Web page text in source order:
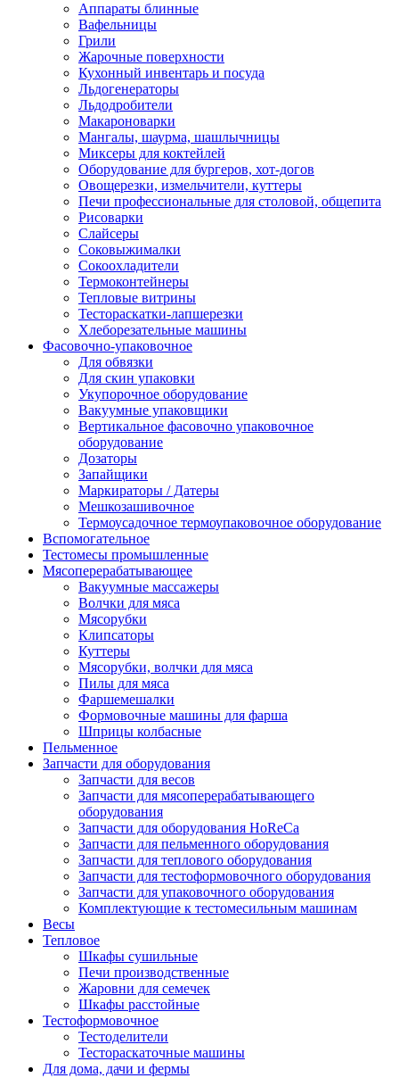
Аппараты блинные
Вафельницы
Грили
Жарочные поверхности
Кухонный инвентарь и посуда
Льдогенераторы
Льдодробители
Макароноварки
Мангалы, шаурма, шашлычницы
Миксеры для коктейлей
Оборудование для бургеров, хот-догов
Овощерезки, измельчители, куттеры
Печи профессиональные для столовой, общепита
Рисоварки
Слайсеры
Соковыжималки
Сокоохладители
Термоконтейнеры
Тепловые витрины
Тестораскатки-лапшерезки
Хлеборезательные машины
Фасовочно-упаковочное
Для обвязки
Для скин упаковки
Укупорочное оборудование
Вакуумные упаковщики
Вертикальное фасовочно упаковочное
оборудование
Дозаторы
Запайщики
Маркираторы / Датеры
Мешкозашивочное
Термоусадочное термоупаковочное оборудование
Вспомогательное
Тестомесы промышленные
Мясоперерабатывающее
Вакуумные массажеры
Волчки для мяса
Мясорубки
Клипсаторы
Куттеры
Мясорубки, волчки для мяса
Пилы для мяса
Фаршемешалки
Формовочные машины для фарша
Шприцы колбасные
Пельменное
Запчасти для оборудования
Запчасти для весов
Запчасти для мясоперерабатывающего
оборудования
Запчасти для оборудования HoReCa
Запчасти для пельменного оборудования
Запчасти для теплового оборудования
Запчасти для тестоформовочного оборудования
Запчасти для упаковочного оборудования
Комплектующие к тестомесильным машинам
Весы
Тепловое
Шкафы сушильные
Печи производственные
Жаровни для семечек
Шкафы расстойные
Тестоформовочное
Тестоделители
Тестораскаточные машины
Для дома, дачи и фермы